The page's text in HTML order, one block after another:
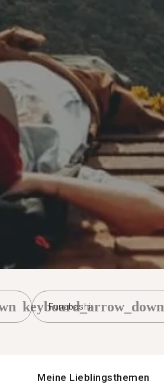
Funabashi
keyboard_arrow_down
Meine Lieblingsthemen